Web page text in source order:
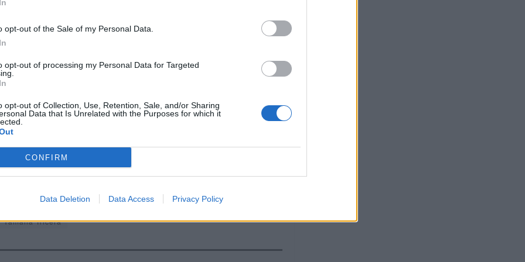
opt-out of the Sale of my Personal Data.
opt-out of processing my Personal Data for Targeted
opt-out of Collection, Use, Retention, Sale, and/or Sharing
Data that Is Unrelated with the Purposes for which it
CONFIRM
Data Deletion Data Access Privacy Policy
de som adaptativo, que ajusta o tom do motor elétrico em
experiência sensorial mais envolvente — algo que muitos
da Yamaha no Japan Mobility Show, mas não estará
Motoroid, um conceito de duas rodas que se dobra e torce como
e o Proto BEV, uma moto desportiva elétrica que antecipa o
da Yamaha.
mais uma vez a sua capacidade de inovar e desafiar
de mobilidade sem abdicar do seu ADN de desempenho e
Yamaha Tricera